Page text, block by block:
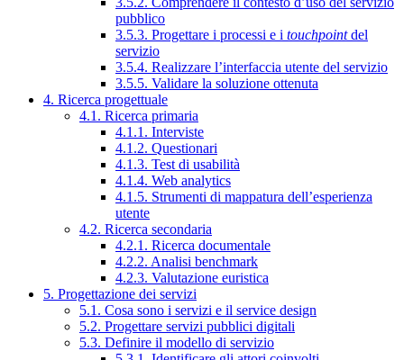
pubblico
3.5.3. Progettare i processi e i touchpointdel
servizio
3.5.4. Realizzare l’interfaccia utente del servizio
3.5.5. Validare la soluzione ottenuta
4. Ricerca progettuale
4.1. Ricerca primaria
4.1.1. Interviste
4.1.2. Questionari
4.1.3. Test di usabilità
4.1.4. Web analytics
4.1.5. Strumenti di mappatura dell’esperienza
utente
4.2. Ricerca secondaria
4.2.1. Ricerca documentale
4.2.2. Analisi benchmark
4.2.3. Valutazione euristica
5. Progettazione dei servizi
5.1. Cosa sono i servizi e il service design
5.2. Progettare servizi pubblici digitali
5.3. Definire il modello di servizio